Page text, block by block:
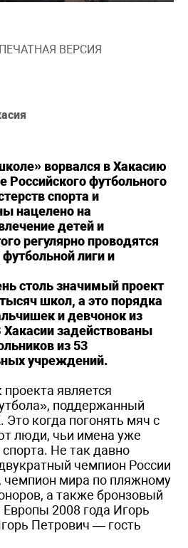
ПЕЧАТНАЯ ВЕРСИЯ
ворвался в Хакасию
Российского футбольного
спорта и
нацелено на
детей и
регулярно проводятся
лиги и
столь значимый проект
школ, а это порядка
и девчонок из
задействованы
из 53
учреждений.
является
поддержанный
Это когда погонять мяч с
люди, чьи имена уже
Не так давно
чемпион России
чемпион мира по пляжному
а также бронзовый
2008 года Игорь
Петрович — гость